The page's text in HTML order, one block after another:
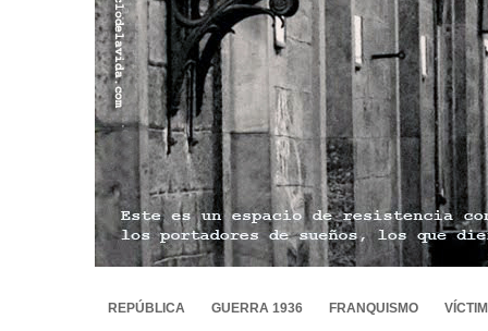
REPÚBLICA GUERRA 1936 FRANQUISMO